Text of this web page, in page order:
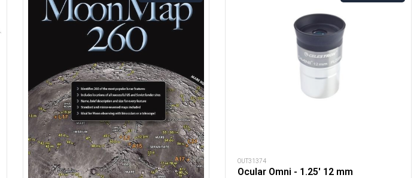
OUT31374
Ocular Omni - 1.25' 12 mm